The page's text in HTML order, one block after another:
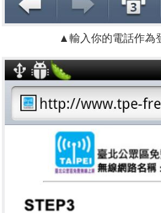
▲輸入你的電話作為